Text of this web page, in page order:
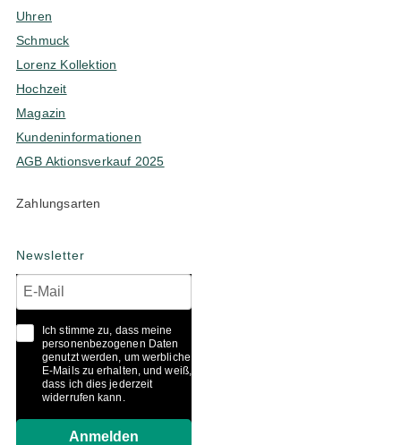
Uhren
Schmuck
Lorenz Kollektion
Hochzeit
Magazin
Kundeninformationen
AGB Aktionsverkauf 2025
Zahlungsarten
Newsletter
Ich stimme zu, dass meine
personenbezogenen Daten
genutzt werden, um werbliche
E-Mails zu erhalten, und weiß,
dass ich dies jederzeit
widerrufen kann.
Anmelden